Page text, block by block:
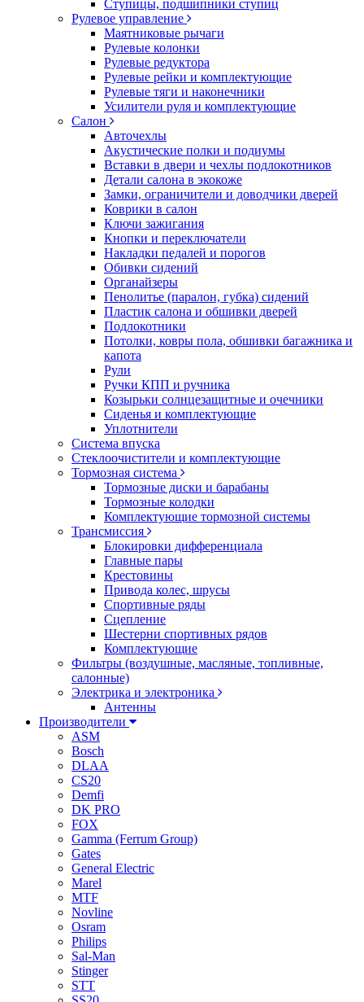
Ступицы, подшипники ступиц
Рулевое управление
Маятниковые рычаги
Рулевые колонки
Рулевые редуктора
Рулевые рейки и комплектующие
Рулевые тяги и наконечники
Усилители руля и комплектующие
Салон
Авточехлы
Акустические полки и подиумы
Вставки в двери и чехлы подлокотников
Детали салона в экокоже
Замки, ограничители и доводчики дверей
Коврики в салон
Ключи зажигания
Кнопки и переключатели
Накладки педалей и порогов
Обивки сидений
Органайзеры
Пенолитье (паралон, губка) сидений
Пластик салона и обшивки дверей
Подлокотники
Потолки, ковры пола, обшивки багажника и
капота
Рули
Ручки КПП и ручника
Козырьки солнцезащитные и очечники
Сиденья и комплектующие
Уплотнители
Система впуска
Стеклоочистители и комплектующие
Тормозная система
Тормозные диски и барабаны
Тормозные колодки
Комплектующие тормозной системы
Трансмиссия
Блокировки дифференциала
Главные пары
Крестовины
Привода колес, шрусы
Спортивные ряды
Сцепление
Шестерни спортивных рядов
Комплектующие
Фильтры (воздушные, масляные, топливные,
салонные)
Электрика и электроника
Антенны
Производители
ASM
Bosch
DLAA
CS20
Demfi
DK PRO
FOX
Gamma (Ferrum Group)
Gates
General Electric
Marel
MTF
Novline
Osram
Philips
Sal-Man
Stinger
STT